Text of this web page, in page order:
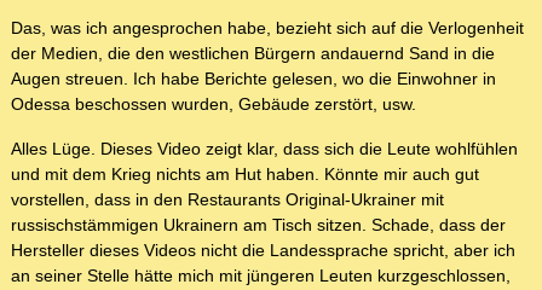
Das, was ich angesprochen habe, bezieht sich auf die Verlogenheit
der Medien, die den westlichen Bürgern andauernd Sand in die
Augen streuen. Ich habe Berichte gelesen, wo die Einwohner in
Odessa beschossen wurden, Gebäude zerstört, usw.
Alles Lüge. Dieses Video zeigt klar, dass sich die Leute wohlfühlen
und mit dem Krieg nichts am Hut haben. Könnte mir auch gut
vorstellen, dass in den Restaurants Original-Ukrainer mit
russischstämmigen Ukrainern am Tisch sitzen. Schade, dass der
Hersteller dieses Videos nicht die Landessprache spricht, aber ich
an seiner Stelle hätte mich mit jüngeren Leuten kurzgeschlossen,